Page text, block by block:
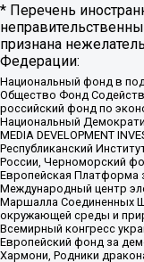
* Перечень
признана
Федерации:
Национальный фонд в
Общество Фонд
российский фонд по
Национальный
MEDIA DEVELOPMENT
Республиканский
России, Черноморский
Европейская Платформа
Международный центр
Маршалла Соединенных
окружающей среды и
Всемирный конгресс
Европейский фонд за
Хармони, Родники